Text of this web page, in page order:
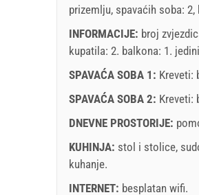
prizemlju, spavaćih soba:
INFORMACIJE: broj
kupatila: 2. balkona: 1.
SPAVAĆA SOBA 1: Kreveti:
SPAVAĆA SOBA 2: Kreveti:
DNEVNE PROSTORIJE:
KUHINJA: stol i stolice,
kuhanje.
INTERNET: besplatan wifi.